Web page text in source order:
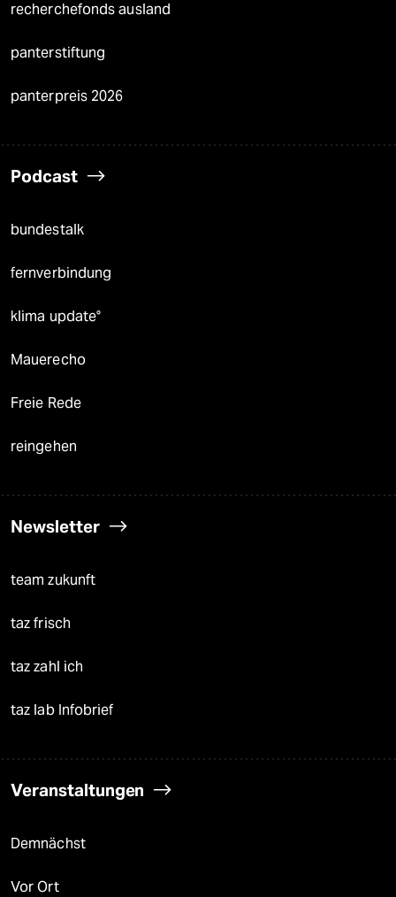
recherchefonds ausland
panterstiftung
panterpreis 2026
Podcast
bundestalk
fernverbindung
klima update°
Mauerecho
Freie Rede
reingehen
Newsletter
team zukunft
taz frisch
taz zahl ich
taz lab Infobrief
Veranstaltungen
Demnächst
Vor Ort